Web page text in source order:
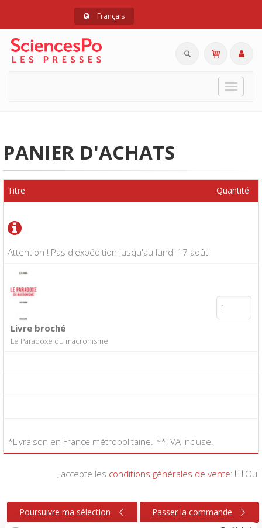
Français
Toggle
PANIER D'ACHATS
Attention ! Pas d'expédition jusqu'au lundi 17 août
Titre Quantité
Livre broché
Le Paradoxe du macronisme
*Livraison en France métropolitaine. **TVA incluse.
J'accepte les conditions générales de vente: Oui
Poursuivre ma sélection Passer la commande